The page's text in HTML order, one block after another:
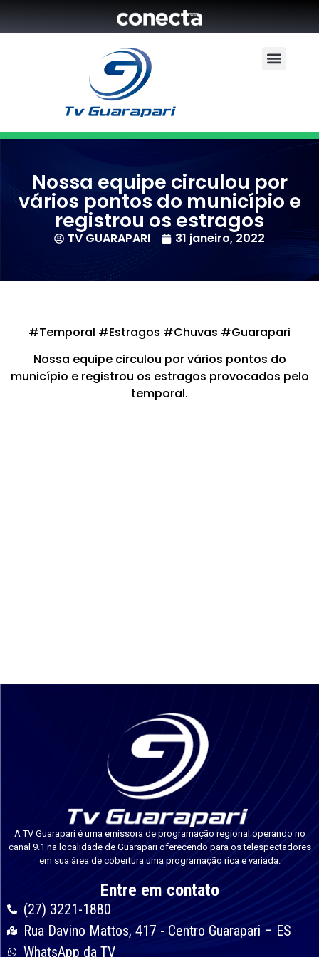
Nossa equipe circulou por
vários pontos do município e
registrou os estragos
TV GUARAPARI 31 janeiro, 2022
#Temporal #Estragos #Chuvas #Guarapari
Nossa equipe circulou por vários pontos do
município e registrou os estragos provocados pelo
temporal.
A TV Guarapari é uma emissora de programação regional operando no
canal 9.1 na localidade de Guarapari oferecendo para os telespectadores
em sua área de cobertura uma programação rica e variada.
Entre em contato
(27) 3221-1880
Rua Davino Mattos, 417 - Centro Guarapari – ES
WhatsApp da TV